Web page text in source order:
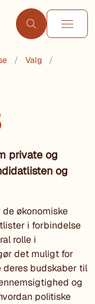
Valg
private og
og
økonomiske
i forbindelse
rolle i
det muligt for
deres budskaber til
og
politiske